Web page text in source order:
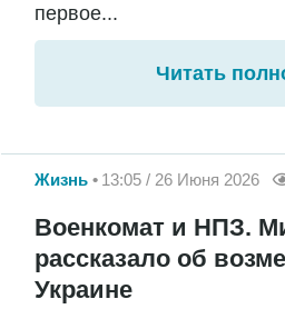
первое...
Читать
Жизнь 13:05 / 26 Июня 2026
Военкомат и НПЗ.
рассказало об
Украине